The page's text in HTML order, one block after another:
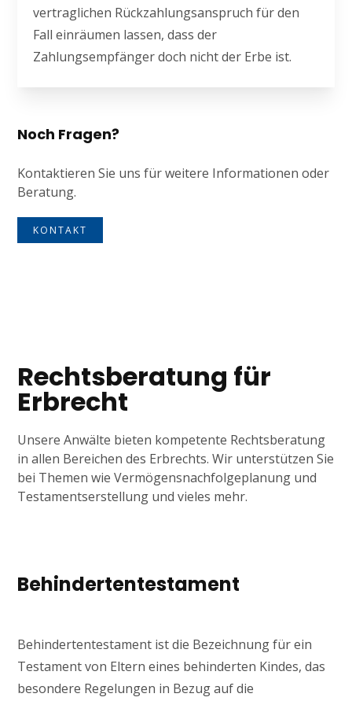
vertraglichen Rückzahlungsanspruch für den
Fall einräumen lassen, dass der
Zahlungsempfänger doch nicht der Erbe ist.
Noch Fragen?
Kontaktieren Sie uns für weitere Informationen oder
Beratung.
KONTAKT
Rechtsberatung für
Erbrecht
Unsere Anwälte bieten kompetente Rechtsberatung
in allen Bereichen des Erbrechts. Wir unterstützen Sie
bei Themen wie Vermögensnachfolgeplanung und
Testamentserstellung und vieles mehr.
Behindertentestament
Behindertentestament ist die Bezeichnung für ein
Testament von Eltern eines behinderten Kindes, das
besondere Regelungen in Bezug auf die